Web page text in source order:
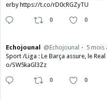
erby https://t.co/rD0cRGZyTU
0 0
Echojounal @Echojounal
5 mois
Sport /Liga : Le Barça assure, le
o/SW5kaGl3Zz
0 0